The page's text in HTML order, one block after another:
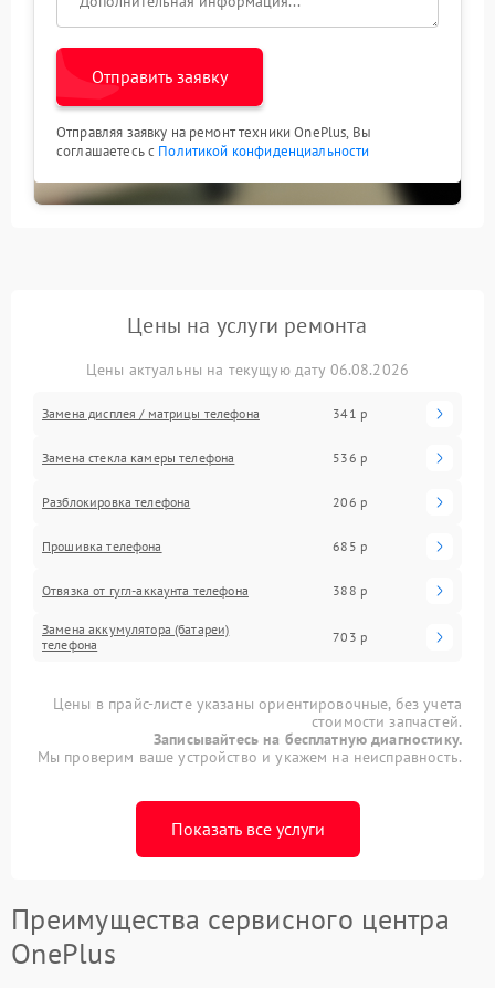
Отправить заявку
Отправляя заявку на ремонт техники OnePlus, Вы
соглашаетесь с Политикой конфиденциальности
Цены на услуги ремонта
Цены актуальны на текущую дату 06.08.2026
Замена дисплея / матрицы телефона 341 р
Замена стекла камеры телефона 536 р
Разблокировка телефона 206 р
Прошивка телефона 685 р
Отвязка от гугл-аккаунта телефона 388 р
Замена аккумулятора (батареи)
телефона
703 р
Цены в прайс-листе указаны ориентировочные, без учета
стоимости запчастей.
Записывайтесь на бесплатную диагностику.
Мы проверим ваше устройство и укажем на неисправность.
Показать все услуги
Преимущества сервисного центра
OnePlus